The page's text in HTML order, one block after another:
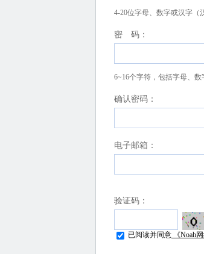
4-20位字母、数字或汉字（
密 码：
6~16个字符，包括字母、
确认密码：
电子邮箱：
验证码：
已阅读并同意 《Noah